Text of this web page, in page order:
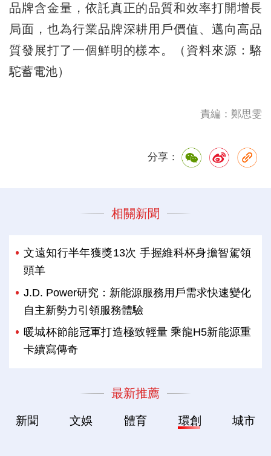
品牌含金量，依託真正的品質和效率打開增長
局面，也為行業品牌深耕用戶價值、邁向高品
質發展打了一個鮮明的樣本。（資料來源：駱
駝蓄電池）
責編：鄭思雯
分享：
相關新聞
文遠知行半年獲獎13次 手握維科杯身擔智駕領
頭羊
J.D. Power研究：新能源服務用戶需求快速變化
自主新勢力引領服務體驗
暖城杯節能冠軍打造極致輕量 乘龍H5新能源重
卡續寫傳奇
最新推薦
新聞 文娛 體育 環創 城市